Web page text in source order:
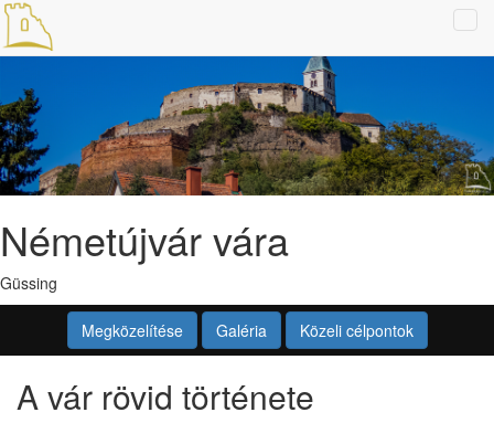
Németújvár vára
Güssing
Megközelítése Galéria Közeli célpontok
A vár rövid története